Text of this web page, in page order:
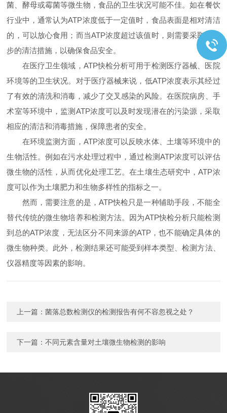
菌、酵母或霉菌等微生物，食品的卫生状况可能不佳。如在餐饮
行业中，通常认为ATP浓度低于一定值时，食品表面是相对清洁
的，可以放心食用；而当ATP浓度超过该值时，则需要采取进一
步的清洁措施，以确保食品安全。
在医疗卫生领域，ATP快检分析可用于检测医疗器械、医院
环境等的卫生状况。对于医疗器械来说，低ATP浓度表示其经过
了有效的清洗和消毒，减少了交叉感染的风险。在医院病房、手
术室等环境中，监测ATP浓度可以及时发现潜在的污染源，采取
相应的清洁和消毒措施，保障患者的安全。
在环境监测方面，ATP浓度可以反映水体、土壤等环境中的
生物活性。例如在污水处理过程中，通过检测ATP浓度可以评估
微生物的活性，从而优化处理工艺。在土壤生态研究中，ATP浓
度可以作为土壤肥力和生物多样性的指标之一。
然而，需要注意的是，ATP快检只是一种辅助手段，不能全
替代传统的微生物培养和检测方法。因为ATP快检分析只能检测
到总的ATP浓度，无法区分不同来源的ATP，也不能确定具体的
微生物种类。此外，检测结果还可能受到样本类型、检测方法、
仪器精度等因素的影响。
上一篇：菌落总数检测仪的检测报告有何不容忽视之处？
下一篇：不同元素含量对土壤微生物检测的影响